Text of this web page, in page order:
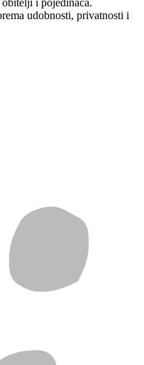
i pojedinaca.
udobnosti, privatnosti i